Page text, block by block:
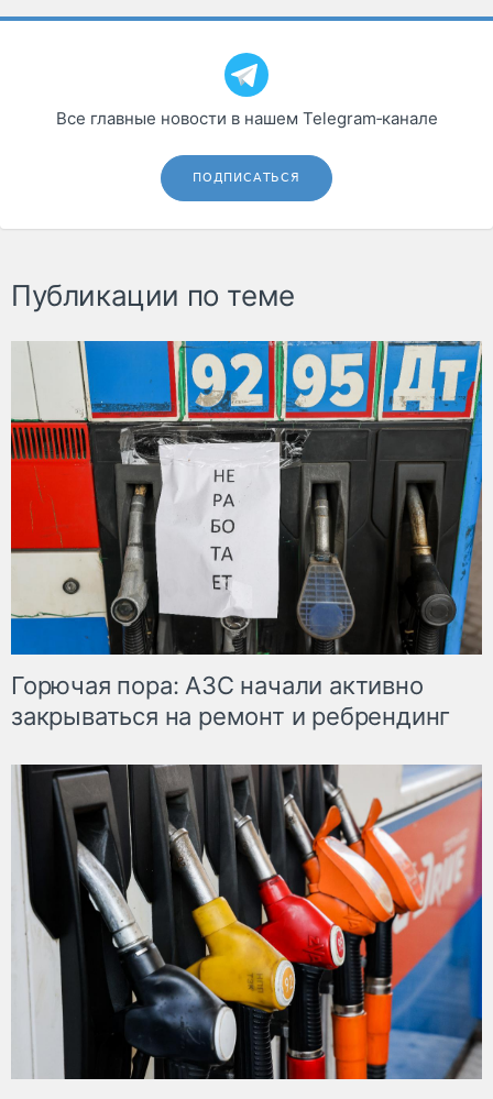
Все главные новости в нашем Telegram‑канале
ПОДПИСАТЬСЯ
Публикации по теме
Горючая пора: АЗС начали активно
закрываться на ремонт и ребрендинг